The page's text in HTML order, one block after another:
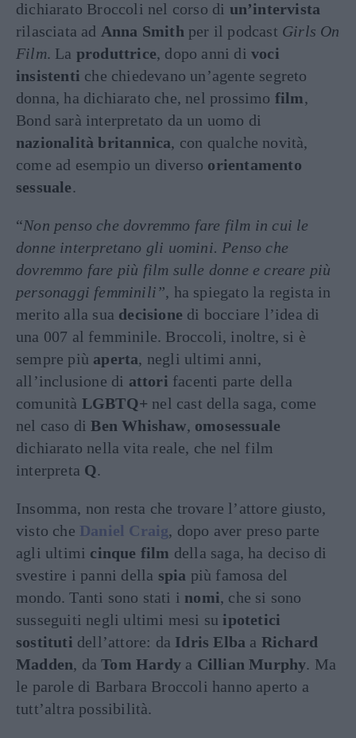
dichiarato Broccoli nel corso di un’intervista
rilasciata ad Anna Smith per il podcast Girls On
Film. La produttrice, dopo anni divoci
insistenti che chiedevano un’agente segreto
donna, ha dichiarato che, nel prossimo film,
Bond sarà interpretato da un uomo di
nazionalità britannica, con qualche novità,
come ad esempio un diverso orientamento
sessuale.
“Non penso che dovremmo fare film in cui le
donne interpretano gli uomini. Penso che
dovremmo fare più film sulle donne e creare più
personaggi femminili”, ha spiegato la regista in
merito alla sua decisione di bocciare l’idea di
una 007 al femminile. Broccoli, inoltre, si è
sempre più aperta, negli ultimi anni,
all’inclusione di attori facenti parte della
comunità LGBTQ+ nel cast della saga, come
nel caso diBen Whishaw, omosessuale
dichiarato nella vita reale, che nel film
interpreta Q.
Insomma, non resta che trovare l’attore giusto,
visto che Daniel Craig, dopo aver preso parte
agli ultimi cinque film della saga, ha deciso di
svestire i panni della spia più famosa del
mondo. Tanti sono stati i nomi, che si sono
susseguiti negli ultimi mesi su ipotetici
sostituti dell’attore: da Idris Elba a Richard
Madden, daTom Hardy a Cillian Murphy. Ma
le parole di Barbara Broccoli hanno aperto a
tutt’altra possibilità.